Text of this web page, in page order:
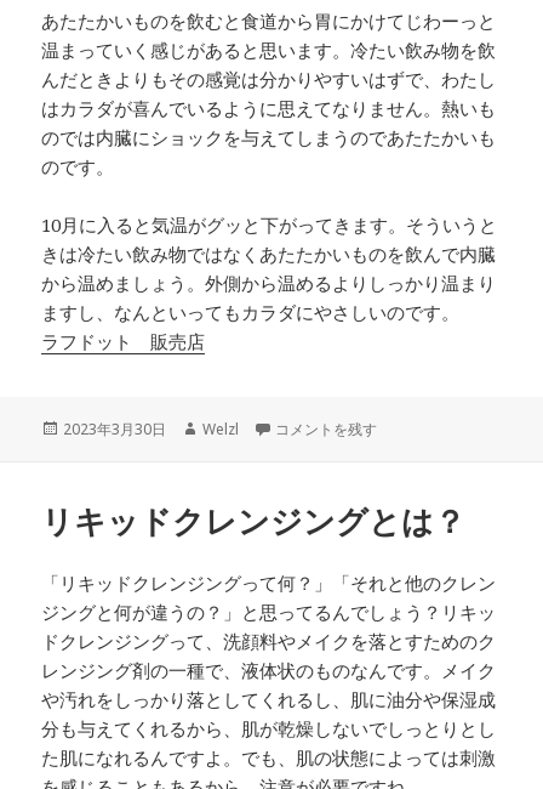
あたたかいものを飲むと食道から胃にかけてじわーっと
温まっていく感じがあると思います。冷たい飲み物を飲
んだときよりもその感覚は分かりやすいはずで、わたし
はカラダが喜んでいるように思えてなりません。熱いも
のでは内臓にショックを与えてしまうのであたたかいも
のです。
10月に入ると気温がグッと下がってきます。そういうと
きは冷たい飲み物ではなくあたたかいものを飲んで内臓
から温めましょう。外側から温めるよりしっかり温まり
ますし、なんといってもカラダにやさしいのです。
ラフドット 販売店
投
2023年3月30日
作
Welzl 自分を甘やかす、自由に生きること に
コメントを残す
リキッドクレンジングとは？
「リキッドクレンジングって何？」「それと他のクレン
ジングと何が違うの？」と思ってるんでしょう？リキッ
ドクレンジングって、洗顔料やメイクを落とすためのク
レンジング剤の一種で、液体状のものなんです。メイク
や汚れをしっかり落としてくれるし、肌に油分や保湿成
分も与えてくれるから、肌が乾燥しないでしっとりとし
た肌になれるんですよ。でも、肌の状態によっては刺激